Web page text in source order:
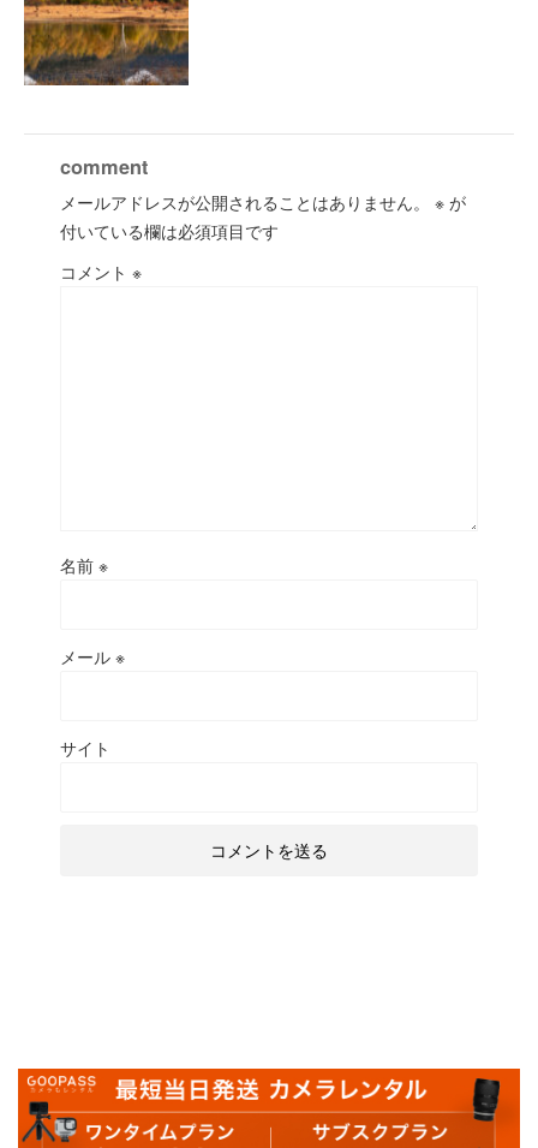
comment
メールアドレスが公開されることはありません。 ※ が
付いている欄は必須項目です
コメント ※
名前 ※
メール ※
サイト